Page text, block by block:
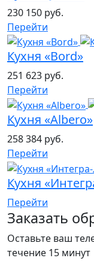
230 150 руб.
Перейти
Кухня «Bord»
251 623 руб.
Перейти
Кухня «Albero»
258 384 руб.
Перейти
Кухня
Перейти
Заказать
Оставьте ваш
течение 15 минут